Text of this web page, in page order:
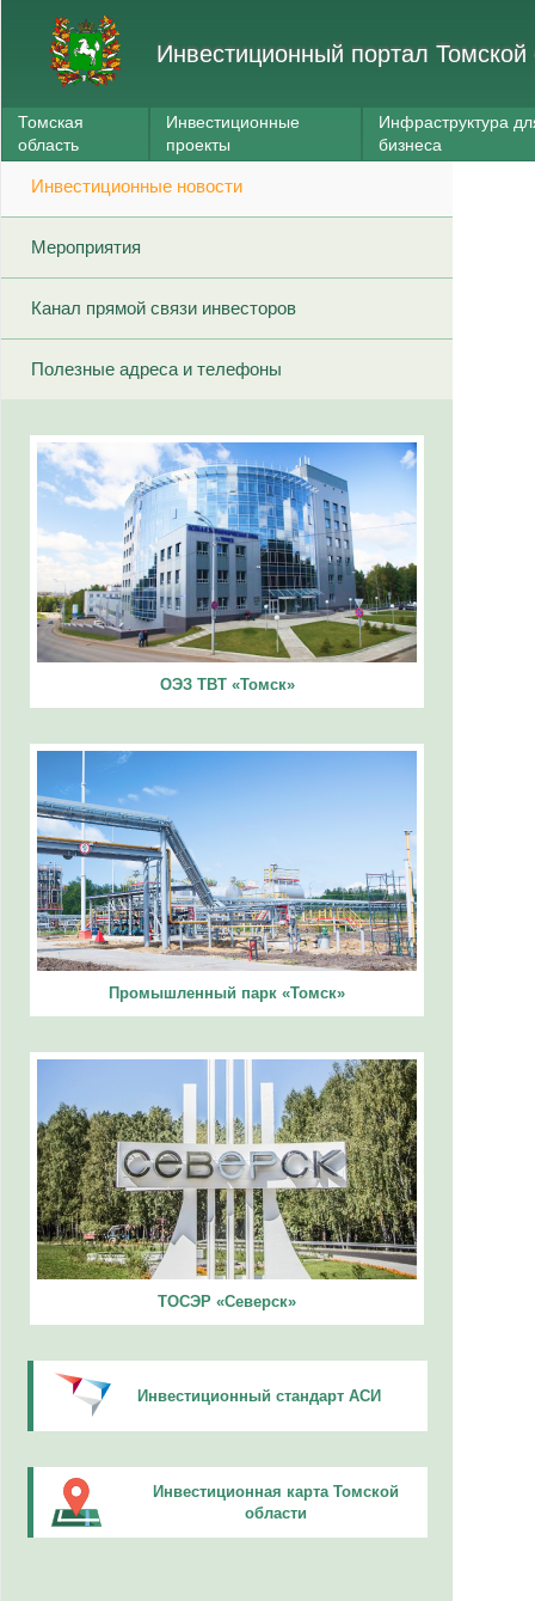
Инвестиционный портал Томской
Томская
область
Инвестиционные
проекты
Инфраструктура
бизнеса
Инвестиционные новости
Мероприятия
Канал прямой связи инвесторов
Полезные адреса и телефоны
ОЭЗ ТВТ «Томск»
Промышленный парк «Томск»
ТОСЭР «Северск»
Инвестиционный стандарт АСИ
Инвестиционная карта Томской
области